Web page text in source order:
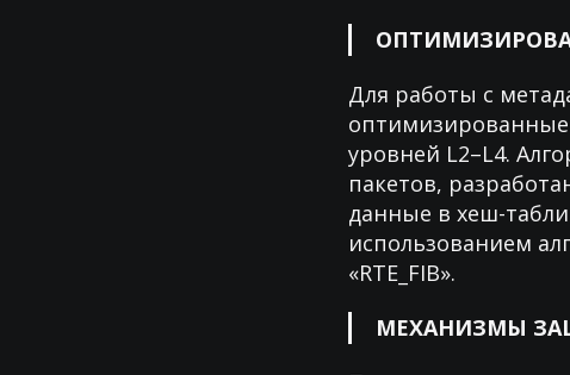
Для работы с
уровней L2–L4.
пакетов,
данные в хеш-
использованием
«RTE_FIB».
МЕХАНИЗМЫ